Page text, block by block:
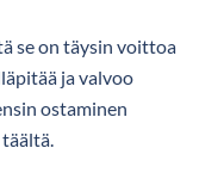
se on täysin voittoa
ja valvoo
ostaminen